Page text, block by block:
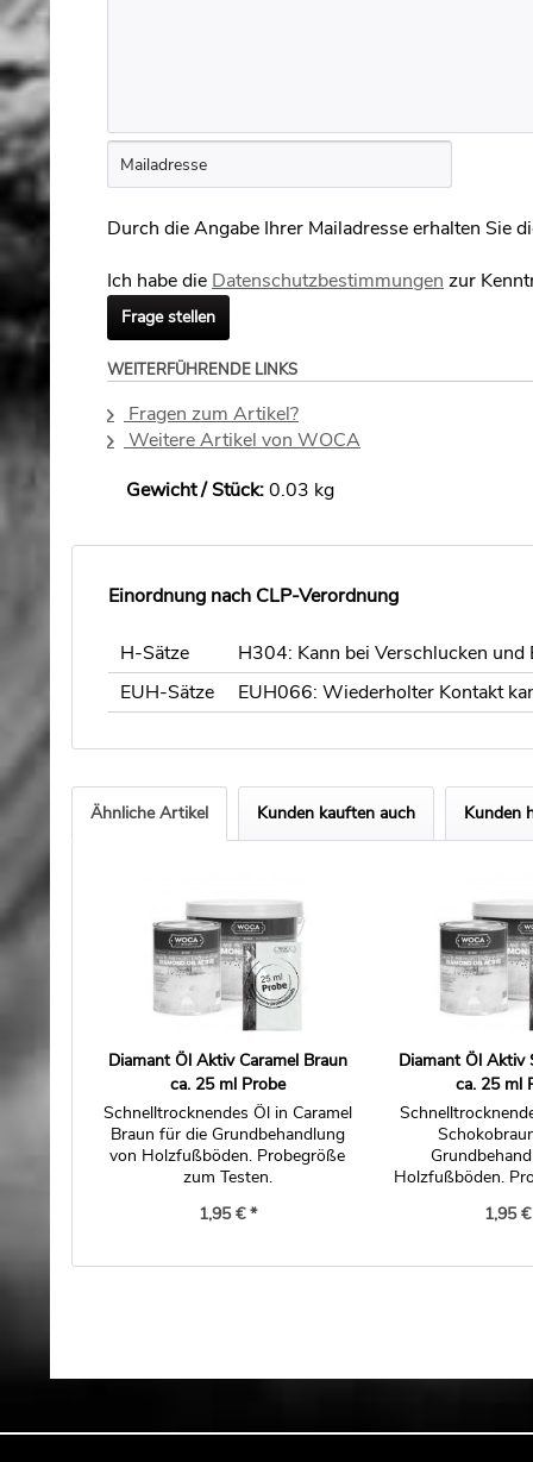
Durch die Angabe Ihrer Mailadresse erhalten Sie
Ich habe die Datenschutzbestimmungen zur
Frage stellen
WEITERFÜHRENDE LINKS
Fragen zum Artikel?
Weitere Artikel von WOCA
Gewicht / Stück:0.03 kg
Einordnung nach CLP-Verordnung
H-Sätze
H304: Kann bei Verschlucken
EUH-Sätze
EUH066: Wiederholter Kontakt
Ähnliche Artikel Kunden kauften auch Kunden
Diamant Öl Aktiv Caramel Braun
ca. 25 ml Probe
Schnelltrocknendes Öl in Caramel
Braun für die Grundbehandlung
von Holzfußböden. Probegröße
zum Testen.
1,95 € *
Diamant Öl Aktiv
ca. 25 ml
Holzfußböden.
1,95